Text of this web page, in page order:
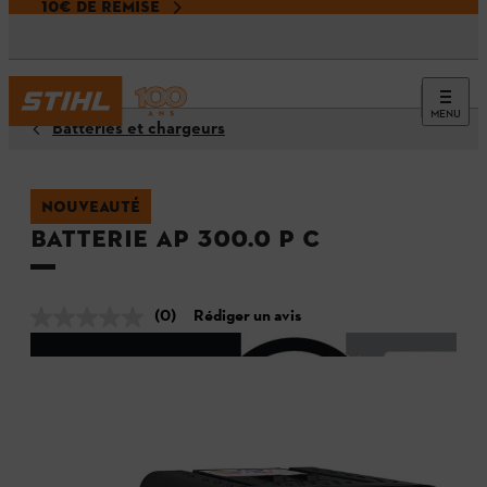
10€ DE REMISE
MENU
Batteries et chargeurs
NOUVEAUTÉ
Batterie AP 300.0 P C
(0) Rédiger un avis